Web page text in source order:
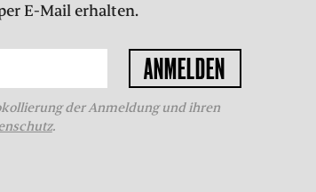
E-Mail erhalten.
der Anmeldung und ihren
.